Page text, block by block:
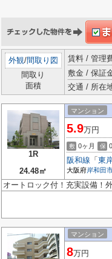
外観/間取り図
間取り
面積
賃料 / 管理
敷金 / 保証
交通 / 所在
1R
24.48㎡
マンション
5.9万円
敷 0ヶ月 保
阪和線 「 東
大阪府岸和田
オートロック付！充実設備！
マンション
8万円